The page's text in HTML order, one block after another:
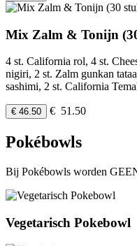
Mix Zalm & Tonijn
4 st. California rol, 4 st.
nigiri, 2 st. Zalm gunkan
sashimi, 2 st. California
€ 46.50 € 51.50
Pokébowls
Bij Pokébowls worden
Vegetarisch Pokebowl